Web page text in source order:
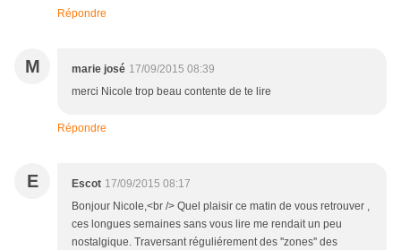
Répondre
M marie josé 17/09/2015 08:39
merci Nicole trop beau contente de te lire
Répondre
E Escot 17/09/2015 08:17
Bonjour Nicole,<br /> Quel plaisir ce matin de vous retrouver ,
ces longues semaines sans vous lire me rendait un peu
nostalgique. Traversant réguliérement des ''zones'' des